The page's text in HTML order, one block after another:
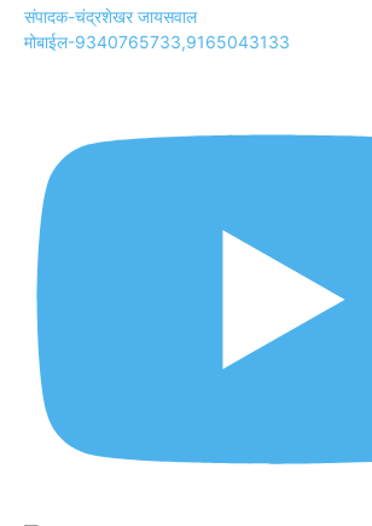
संपादक-चंद्रशेखर जायसवाल
मोबाईल-9340765733,9165043133